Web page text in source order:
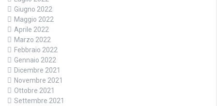
Giugno 2022
Maggio 2022
Aprile 2022
Marzo 2022
Febbraio 2022
Gennaio 2022
Dicembre 2021
Novembre 2021
Ottobre 2021
Settembre 2021